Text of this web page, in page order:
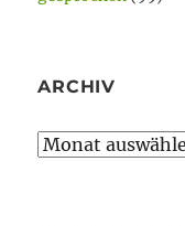
ARCHIV
Archiv